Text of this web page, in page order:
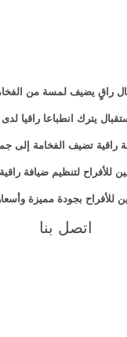
راقٍ يضيف لمسة من
يترك انطباعا راقيا
تضيف الفخامة إلى
للأفراح لتنظيم ضيافة
بجودة مميزة
اتصل بنا